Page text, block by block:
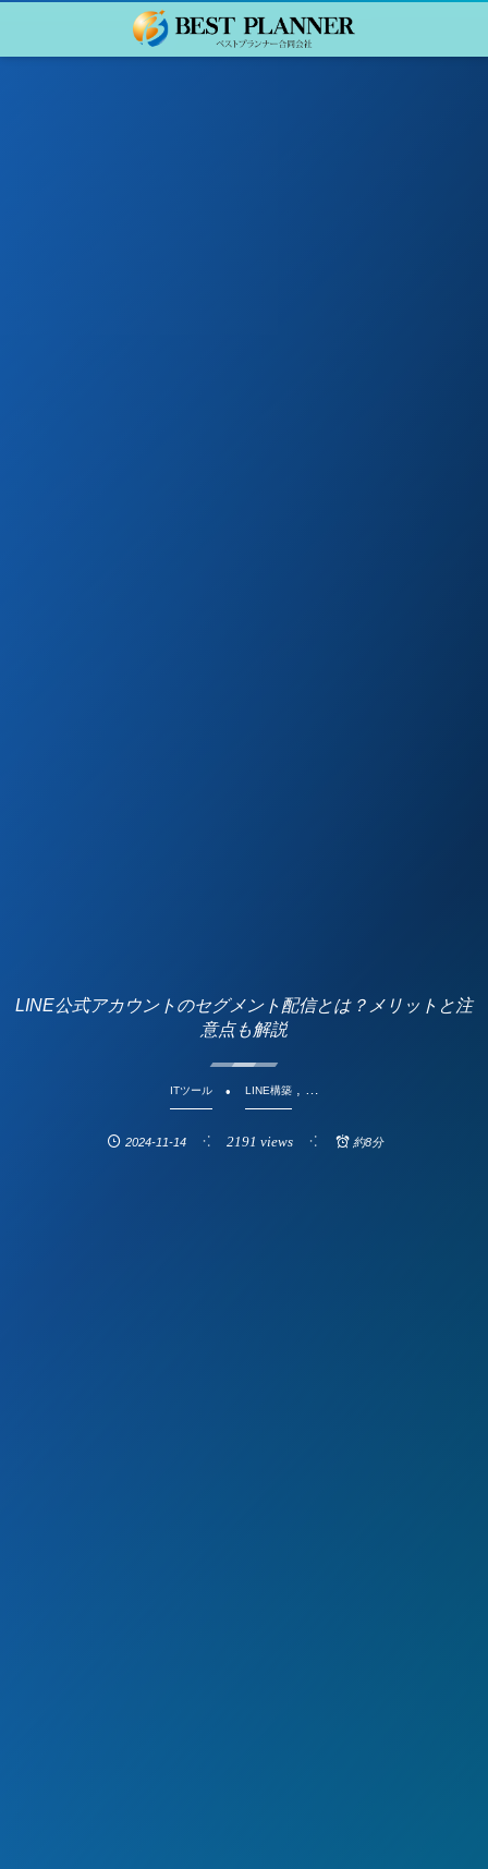
LINE公式アカウントのセグメント配信とは？メリットと注
意点も解説
ITツール LINE構築, …
2024-11-14 2191 views 約8分